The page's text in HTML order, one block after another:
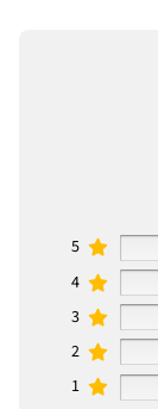
5
4
3
2
1